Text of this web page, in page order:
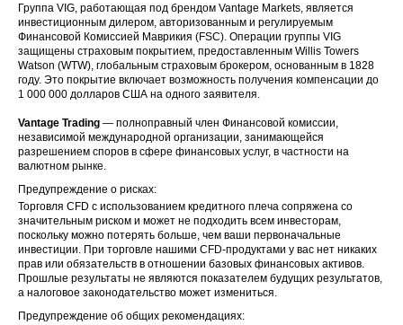
Группа VIG, работающая под брендом Vantage Markets, является
инвестиционным дилером, авторизованным и регулируемым
Финансовой Комиссией Маврикия (FSC). Операции группы VIG
защищены страховым покрытием, предоставленным Willis Towers
Watson (WTW), глобальным страховым брокером, основанным в 1828
году. Это покрытие включает возможность получения компенсации до
1 000 000 долларов США на одного заявителя.
Vantage Trading — полноправный член Финансовой комиссии,
независимой международной организации, занимающейся
разрешением споров в сфере финансовых услуг, в частности на
валютном рынке.
Предупреждение о рисках:
Торговля CFD с использованием кредитного плеча сопряжена со
значительным риском и может не подходить всем инвесторам,
поскольку можно потерять больше, чем ваши первоначальные
инвестиции. При торговле нашими CFD-продуктами у вас нет никаких
прав или обязательств в отношении базовых финансовых активов.
Прошлые результаты не являются показателем будущих результатов,
а налоговое законодательство может измениться.
Предупреждение об общих рекомендациях: